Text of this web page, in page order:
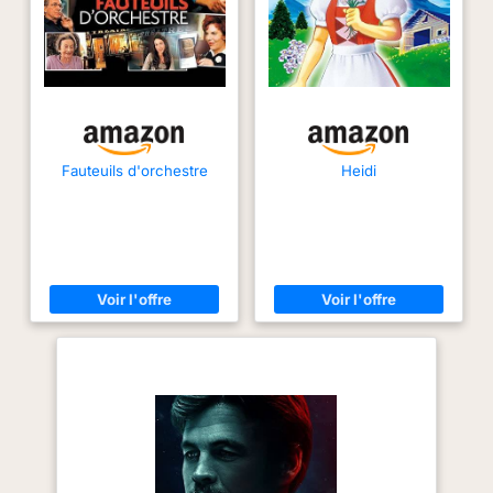
de vous détendre en
toute tranquillité Confort
garanti : laissez-vous
envelopper par les
mousse et le velours
glacé doux de ce fauteuil
de salon confortable à
mais accueillant, notre
fauteuil confortable en
velours glacé s'adapte
études, vous offrant un
point de référence où
vous détendre et
soulager le stress
Fauteuils d'orchestre Heidi